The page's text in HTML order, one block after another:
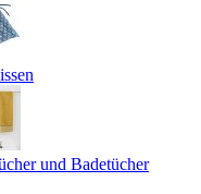
und Badetücher